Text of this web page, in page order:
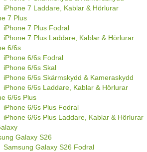
iPhone 7 Laddare, Kablar & Hörlurar
7 Plus
iPhone 7 Plus Fodral
iPhone 7 Plus Laddare, Kablar & Hörlurar
6/6s
iPhone 6/6s Fodral
iPhone 6/6s Skal
iPhone 6/6s Skärmskydd & Kameraskydd
iPhone 6/6s Laddare, Kablar & Hörlurar
6/6s Plus
iPhone 6/6s Plus Fodral
iPhone 6/6s Plus Laddare, Kablar & Hörlurar
Galaxy S26
Samsung Galaxy S26 Fodral